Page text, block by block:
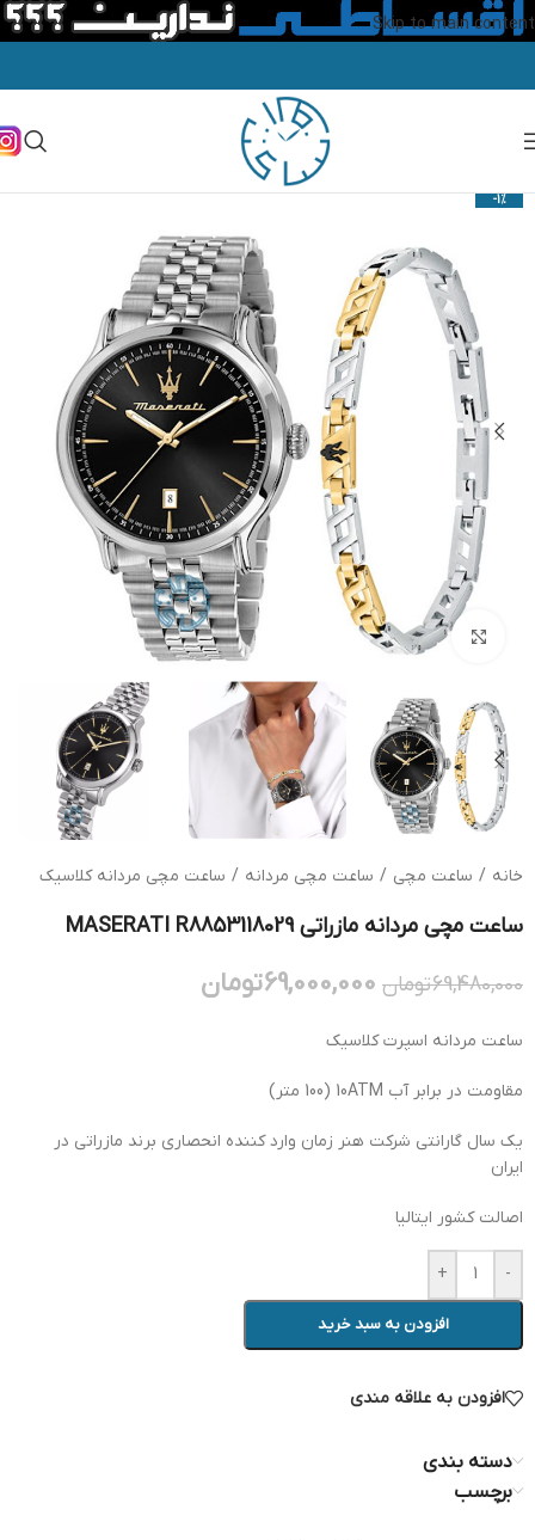
Skip to main content
-1%
بزرگنمایی تصویر
خانه / ساعت مچی / ساعت مچی مردانه / ساعت مچی مردانه کلاسیک
ساعت مچی مردانه مازراتی MASERATI R8853118029
69,480,000تومان 69,000,000تومان
ساعت مردانه اسپرت کلاسیک
مقاومت در برابر آب 10ATM (100 متر)
یک سال گارانتی شرکت هنر زمان وارد کننده انحصاری برند مازراتی در
ایران
اصالت کشور ایتالیا
-
+
افزودن به سبد خرید
افزودن به علاقه مندی
دسته بندی
برچسب